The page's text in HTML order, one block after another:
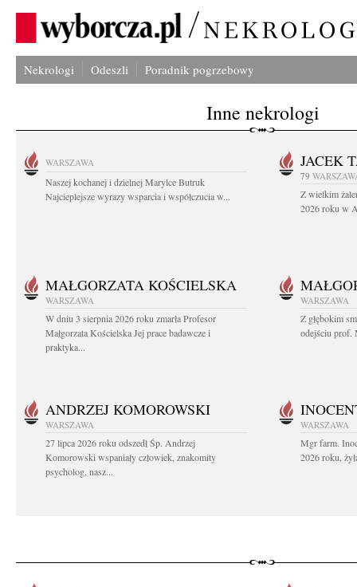
Nekrologi Odeszli Poradnik pogrzebowy
Inne nekrologi
WARSZAWA
Naszej kochanej i dzielnej Marylce Butruk
Najcieplejsze wyrazy wsparcia i współczucia w...
JACEK
79
Z wielkim
2026 roku w
MAŁGORZATA KOŚCIELSKA
WARSZAWA
W dniu 3 sierpnia 2026 roku zmarła Profesor
Małgorzata Kościelska Jej prace badawcze i
praktyka...
WARSZAWA
Z głębokim
odejściu prof.
ANDRZEJ KOMOROWSKI
WARSZAWA
27 lipca 2026 roku odszedł Śp. Andrzej
Komorowski wspaniały człowiek, znakomity
psycholog, nasz...
WARSZAWA
Mgr farm.
2026 roku,